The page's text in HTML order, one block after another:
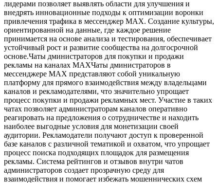
лидерами позволяет выявлять области для улучшения и
внедрять инновационные подходы к оптимизации воронки
привлечения трафика в мессенджер MAX. Создание культуры,
ориентированной на данные, где каждое решение
принимается на основе анализа и тестирования, обеспечивает
устойчивый рост и развитие сообщества на долгосрочной
основе.Чаты дминистраторов для покупки и продажи
рекламы на каналах MAXЧаты дминистраторов в
мессенджере MAX представляют собой уникальную
платформу для прямого взаимодействия между владельцами
каналов и рекламодателями, что значительно упрощает
процесс покупки и продажи рекламных мест. Участие в таких
чатах позволяет администраторам каналов оперативно
реагировать на предложения о сотрудничестве и находить
наиболее выгодные условия для монетизации своей
аудитории. Рекламодатели получают доступ к проверенной
базе каналов с различной тематикой и охватом, что упрощает
процесс поиска подходящих площадок для размещения
рекламы. Система рейтингов и отзывов внутри чатов
администраторов создает прозрачную среду для
взаимодействия и помогает избежать мошеннических схем